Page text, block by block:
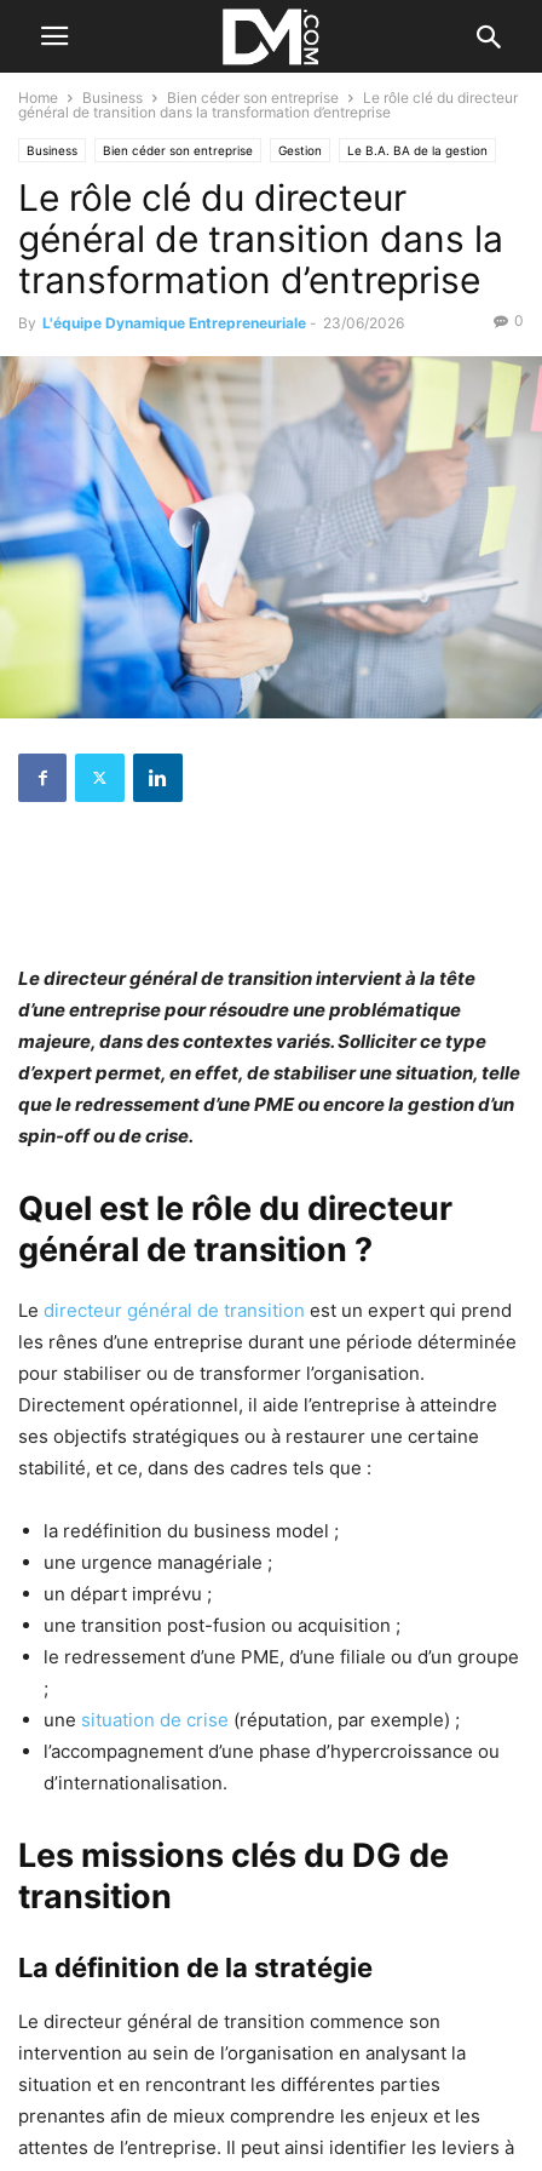
Home Business Bien céder son entreprise
Le rôle clé du directeur
général de transition dans la transformation d’entreprise
Business Bien céder son entreprise Gestion Le B.A. BA de la gestion
Par qui se faire aider ? Reprendre/Céder
Valorisation d'entreprise
Le rôle clé du directeur
général de transition dans la
transformation d’entreprise
By L'équipe Dynamique Entrepreneuriale - 23/06/2026 0
Le directeur général de transition intervient à la tête
d’une entreprise pour résoudre une problématique
majeure, dans des contextes variés. Solliciter ce type
d’expert permet, en effet, de stabiliser une situation, telle
que le redressement d’une PME ou encore la gestion d’un
spin-off ou de crise.
Quel est le rôle du directeur
général de transition ?
Le directeur général de transition est un expert qui prend
les rênes d’une entreprise durant une période déterminée
pour stabiliser ou de transformer l’organisation.
Directement opérationnel, il aide l’entreprise à atteindre
ses objectifs stratégiques ou à restaurer une certaine
stabilité, et ce, dans des cadres tels que :
la redéfinition du business model ;
une urgence managériale ;
un départ imprévu ;
une transition post-fusion ou acquisition ;
le redressement d’une PME, d’une filiale ou d’un groupe
;
une situation de crise (réputation, par exemple) ;
l’accompagnement d’une phase d’hypercroissance ou
d’internationalisation.
Les missions clés du DG de
transition
La définition de la stratégie
Le directeur général de transition commence son
intervention au sein de l’organisation en analysant la
situation et en rencontrant les différentes parties
prenantes afin de mieux comprendre les enjeux et les
attentes de l’entreprise. Il peut ainsi identifier les leviers à